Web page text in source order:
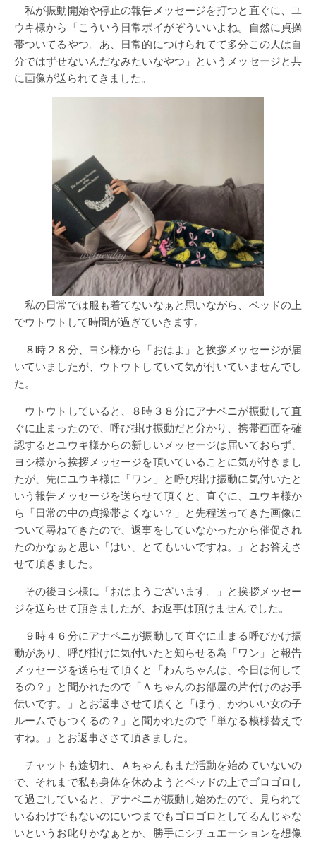
私が振動開始や停止の報告メッセージを打つと直ぐに、ユ
ウキ様から「こういう日常ポイがぞういいよね。自然に貞操
帯ついてるやつ。あ、日常的につけられてて多分この人は自
分ではずせないんだなみたいなやつ」というメッセージと共
に画像が送られてきました。
私の日常では服も着てないなぁと思いながら、ベッドの上
でウトウトして時間が過ぎていきます。
８時２８分、ヨシ様から「おはよ」と挨拶メッセージが届
いていましたが、ウトウトしていて気が付いていませんでし
た。
ウトウトしていると、８時３８分にアナペニが振動して直
ぐに止まったので、呼び掛け振動だと分かり、携帯画面を確
認するとユウキ様からの新しいメッセージは届いておらず、
ヨシ様から挨拶メッセージを頂いていることに気が付きまし
たが、先にユウキ様に「ワン」と呼び掛け振動に気付いたと
いう報告メッセージを送らせて頂くと、直ぐに、ユウキ様か
ら「日常の中の貞操帯よくない？」と先程送ってきた画像に
ついて尋ねてきたので、返事をしていなかったから催促され
たのかなぁと思い「はい、とてもいいですね。」とお答えさ
せて頂きました。
その後ヨシ様に「おはようございます。」と挨拶メッセー
ジを送らせて頂きましたが、お返事は頂けませんでした。
９時４６分にアナペニが振動して直ぐに止まる呼びかけ振
動があり、呼び掛けに気付いたと知らせる為「ワン」と報告
メッセージを送らせて頂くと「わんちゃんは、今日は何して
るの？」と聞かれたので「Ａちゃんのお部屋の片付けのお手
伝いです。」とお返事させて頂くと「ほう、かわいい女の子
ルームでもつくるの？」と聞かれたので「単なる模様替えで
すね。」とお返事ささて頂きました。
チャットも途切れ、Ａちゃんもまだ活動を始めていないの
で、それまで私も身体を休めようとベッドの上でゴロゴロし
て過ごしていると、アナペニが振動し始めたので、見られて
いるわけでもないのにいつまでもゴロゴロとしてるんじゃな
いというお叱りかなぁとか、勝手にシチュエーションを想像